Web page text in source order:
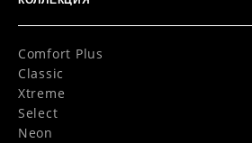
Comfort Plus
Classic
Xtreme
Select
Neon